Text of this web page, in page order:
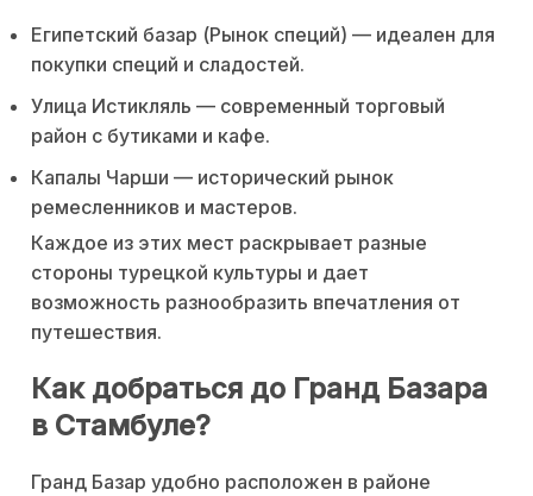
Египетский базар (Рынок специй) — идеален для
покупки специй и сладостей.
Улица Истикляль — современный торговый
район с бутиками и кафе.
Капалы Чарши — исторический рынок
ремесленников и мастеров.
Каждое из этих мест раскрывает разные
стороны турецкой культуры и дает
возможность разнообразить впечатления от
путешествия.
Как добраться до Гранд Базара
в Стамбуле?
Гранд Базар удобно расположен в районе